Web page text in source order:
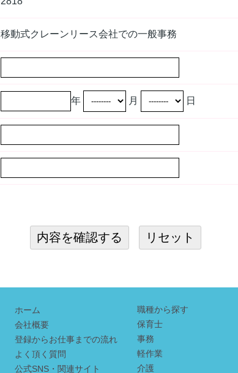
移動式クレーンリース会社での一般事務
年 月 日
ホーム
会社概要
登録からお仕事までの流れ
よく頂く質問
公式SNS・関連サイト
職種から探す
保育士
事務
軽作業
介護